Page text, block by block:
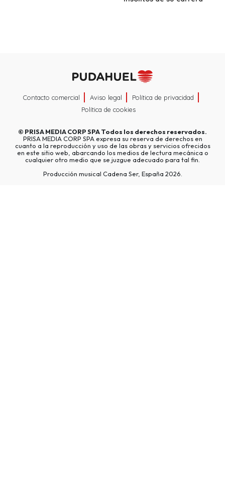
Contacto comercial Aviso legal
Política de privacidad
Política de cookies
© PRISA MEDIA CORP SPATodos los derechos reservados.
PRISA MEDIA CORP SPA expresa su reserva de derechos en
cuanto a la reproducción y uso de las obras y servicios ofrecidos
en este sitio web, abarcando los medios de lectura mecánica o
cualquier otro medio que se juzgue adecuado para tal fin.
Producción musical Cadena Ser, España 2026.